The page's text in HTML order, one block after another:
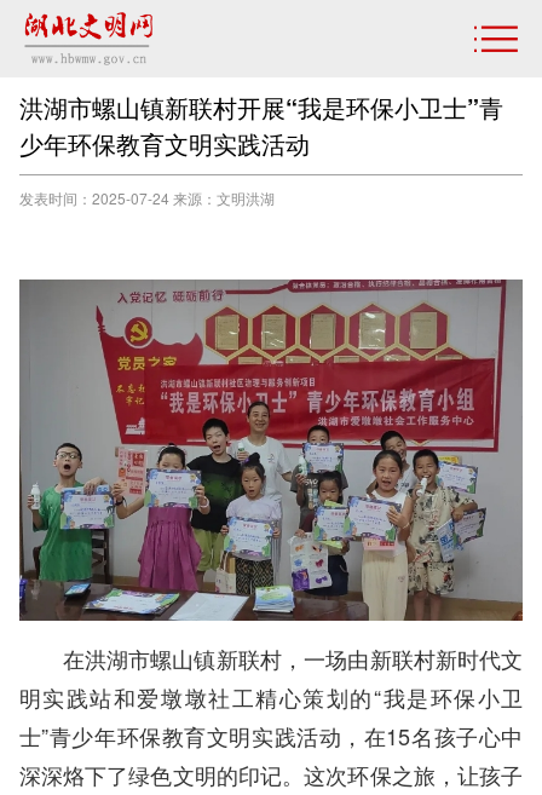
洪湖市螺山镇新联村开展“我是环保小卫士”青
少年环保教育文明实践活动
发表时间：2025-07-24 来源：文明洪湖
在洪湖市螺山镇新联村，一场由新联村新时代文
明实践站和爱墩墩社工精心策划的“我是环保小卫
士”青少年环保教育文明实践活动，在15名孩子心中
深深烙下了绿色文明的印记。这次环保之旅，让孩子